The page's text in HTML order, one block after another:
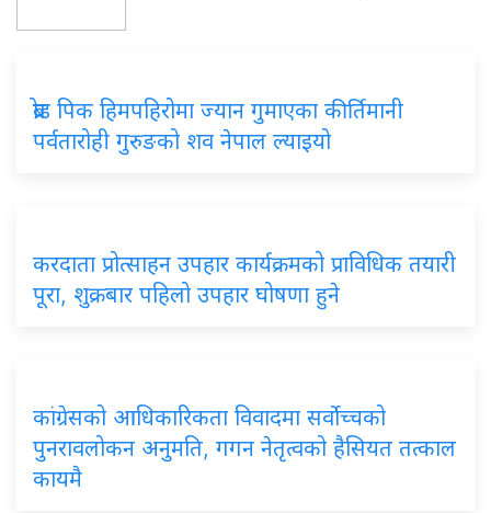
ब्रोड पिक हिमपहिरोमा ज्यान गुमाएका कीर्तिमानी
पर्वतारोही गुरुङको शव नेपाल ल्याइयो
करदाता प्रोत्साहन उपहार कार्यक्रमको प्राविधिक तयारी
पूरा, शुक्रबार पहिलो उपहार घोषणा हुने
कांग्रेसको आधिकारिकता विवादमा सर्वोच्चको
पुनरावलोकन अनुमति, गगन नेतृत्वको हैसियत तत्काल
कायमै